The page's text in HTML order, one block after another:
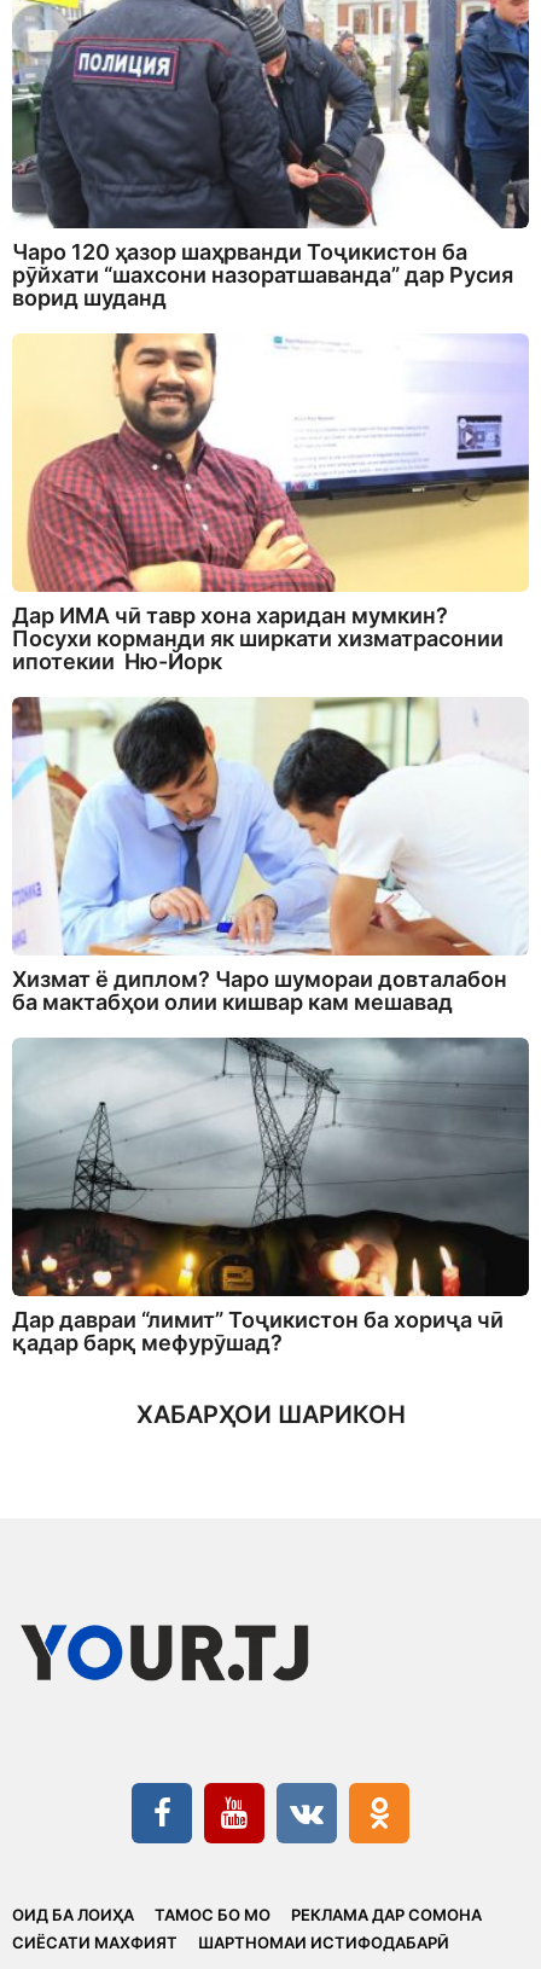
Чаро 120 ҳазор шаҳрванди Тоҷикистон ба
рӯйхати “шахсони назоратшаванда” дар Русия
ворид шуданд
Дар ИМА чӣ тавр хона харидан мумкин?
Посухи корманди як ширкати хизматрасонии
ипотекии Ню-Йорк
Хизмат ё диплом? Чаро шумораи довталабон
ба мактабҳои олии кишвар кам мешавад
Дар давраи “лимит” Тоҷикистон ба хориҷа чӣ
қадар барқ мефурӯшад?
ХАБАРҲОИ ШАРИКОН
ОИД БА ЛОИҲА ТАМОС БО МО
РЕКЛАМА ДАР СОМОНА
CИЁСАТИ МАХФИЯТ
ШАРТНОМАИ ИСТИФОДАБАРӢ